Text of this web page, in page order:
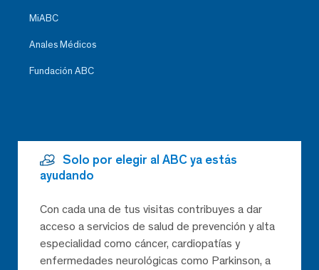
MiABC
Anales Médicos
Fundación ABC
Solo por elegir al ABC ya estás
ayudando
Con cada una de tus visitas contribuyes a dar
acceso a servicios de salud de prevención y alta
especialidad como cáncer, cardiopatías y
enfermedades neurológicas como Parkinson, a